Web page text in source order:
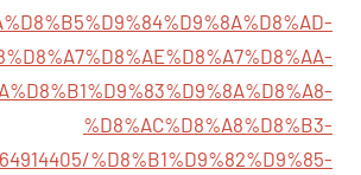
%D8%AC%D8%A8%D8%B3-
%D8%B1%D9%82%D9%85-